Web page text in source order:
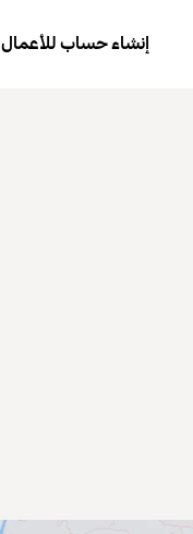
إنشاء حساب للأعمال